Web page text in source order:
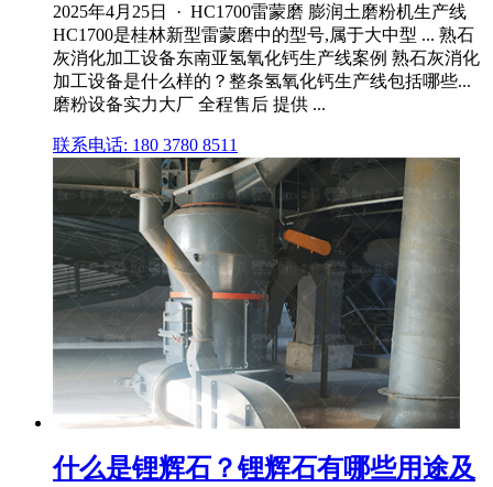
2025年4月25日 · HC1700雷蒙磨 膨润土磨粉机生产线
HC1700是桂林新型雷蒙磨中的型号,属于大中型 ... 熟石
灰消化加工设备东南亚氢氧化钙生产线案例 熟石灰消化
加工设备是什么样的？整条氢氧化钙生产线包括哪些...
磨粉设备实力大厂 全程售后 提供 ...
联系电话: 180 3780 8511
什么是锂辉石？锂辉石有哪些用途及